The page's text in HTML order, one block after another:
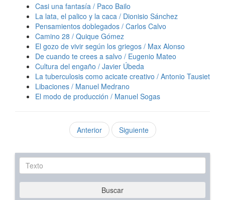
Casi una fantasía / Paco Bailo
La lata, el palico y la caca / Dionisio Sánchez
Pensamientos doblegados / Carlos Calvo
Camino 28 / Quique Gómez
El gozo de vivir según los griegos / Max Alonso
De cuando te crees a salvo / Eugenio Mateo
Cultura del engaño / Javier Úbeda
La tuberculosis como acicate creativo / Antonio Tausiet
Libaciones / Manuel Medrano
El modo de producción / Manuel Sogas
Anterior Siguiente
Texto
Buscar